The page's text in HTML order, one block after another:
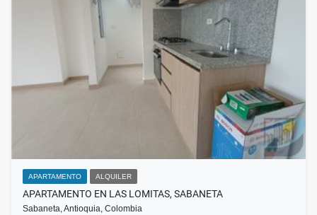
APARTAMENTO ALQUILER
APARTAMENTO EN LAS LOMITAS, SABANETA
Sabaneta, Antioquia, Colombia